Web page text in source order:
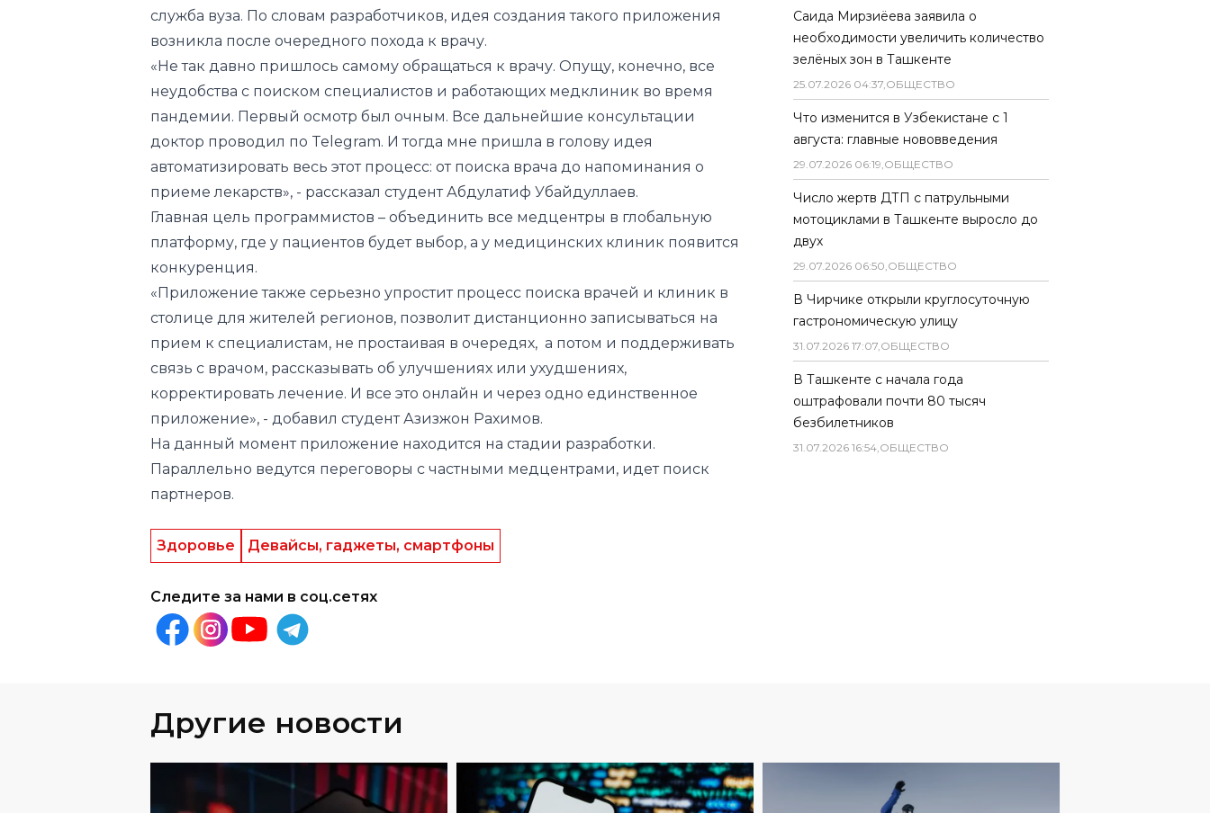
служба вуза. По словам разработчиков, идея создания такого приложения
возникла после очередного похода к врачу.
«Не так давно пришлось самому обращаться к врачу. Опущу, конечно, все
неудобства с поиском специалистов и работающих медклиник во время
пандемии. Первый осмотр был очным. Все дальнейшие консультации
доктор проводил по Telegram. И тогда мне пришла в голову идея
автоматизировать весь этот процесс: от поиска врача до напоминания о
приеме лекарств», - рассказал студент Абдулатиф Убайдуллаев.
Главная цель программистов – объединить все медцентры в глобальную
платформу, где у пациентов будет выбор, а у медицинских клиник появится
конкуренция.
«Приложение также серьезно упростит процесс поиска врачей и клиник в
столице для жителей регионов, позволит дистанционно записываться на
прием к специалистам, не простаивая в очередях, а потом и поддерживать
связь с врачом, рассказывать об улучшениях или ухудшениях,
корректировать лечение. И все это онлайн и через одно единственное
приложение», - добавил студент Азизжон Рахимов.
На данный момент приложение находится на стадии разработки.
Параллельно ведутся переговоры с частными медцентрами, идет поиск
партнеров.
Здоровье Девайсы, гаджеты, смартфоны
Следите за нами в соц.сетях
Саида Мирзиёева заявила о
необходимости увеличить количество
зелёных зон в Ташкенте
25.07.2026 04:37,ОБЩЕСТВО
Что изменится в Узбекистане с 1
августа: главные нововведения
29.07.2026 06:19,ОБЩЕСТВО
Число жертв ДТП с патрульными
мотоциклами в Ташкенте выросло до
двух
29.07.2026 06:50,ОБЩЕСТВО
В Чирчике открыли круглосуточную
гастрономическую улицу
31.07.2026 17:07,ОБЩЕСТВО
В Ташкенте с начала года
оштрафовали почти 80 тысяч
безбилетников
31.07.2026 16:54,ОБЩЕСТВО
Другие новости